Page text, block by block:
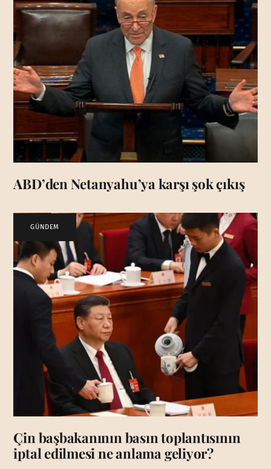
ABD’den Netanyahu’ya karşı şok çıkış
GÜNDEM
Çin başbakanının basın toplantısının
iptal edilmesi ne anlama geliyor?